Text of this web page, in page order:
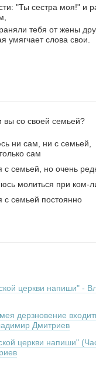
"Ты сестра моя!" и
тебя от жены
умягчает слова свои.
вы со своей семьей?
ни сам, ни с семьей,
сам
с семьей, но очень
молиться при ком-
с семьей постоянно
церкви напиши" -
дерзновение
Дмитриев
церкви напиши"